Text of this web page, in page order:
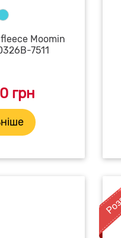
Moomin
7511
грн